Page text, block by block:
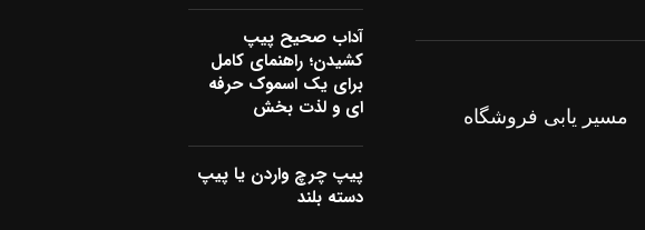
مسیر یابی فروشگاه
آداب صحیح پیپ
کشیدن؛ راهنمای کامل
برای یک اسموک حرفه
ای و لذت بخش
پیپ چرچ واردن یا پیپ
دسته بلند